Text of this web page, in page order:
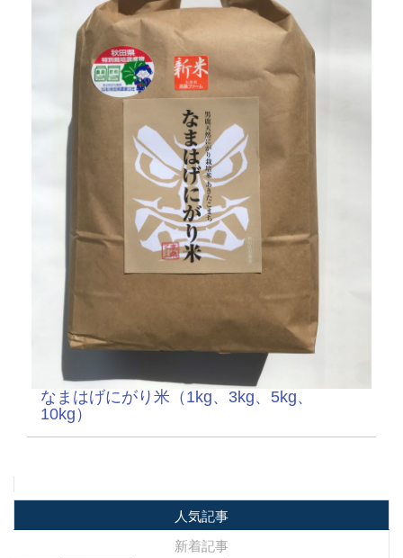
なまはげにがり米（1kg、3kg、5kg、
10kg）
人気記事
新着記事